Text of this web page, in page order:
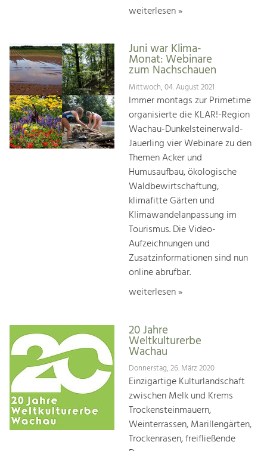
weiterlesen »
Juni war Klima-
Monat: Webinare
zum Nachschauen
Mittwoch, 04. August 2021
Immer montags zur Primetime
organisierte die KLAR!-Region
Wachau-Dunkelsteinerwald-
Jauerling vier Webinare zu den
Themen Acker und
Humusaufbau, ökologische
Waldbewirtschaftung,
klimafitte Gärten und
Klimawandelanpassung im
Tourismus. Die Video-
Aufzeichnungen und
Zusatzinformationen sind nun
online abrufbar.
weiterlesen »
20 Jahre
Weltkulturerbe
Wachau
Donnerstag, 26. März 2020
Einzigartige Kulturlandschaft
zwischen Melk und Krems
Trockensteinmauern,
Weinterrassen, Marillengärten,
Trockenrasen, freifließende